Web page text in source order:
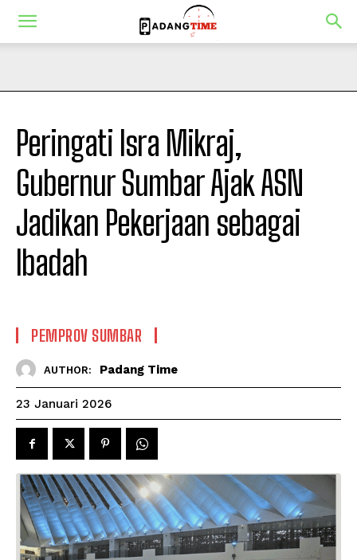
Peringati Isra Mikraj,
Gubernur Sumbar Ajak ASN
Jadikan Pekerjaan sebagai
Ibadah
PEMPROV SUMBAR
AUTHOR: Padang Time
23 Januari 2026